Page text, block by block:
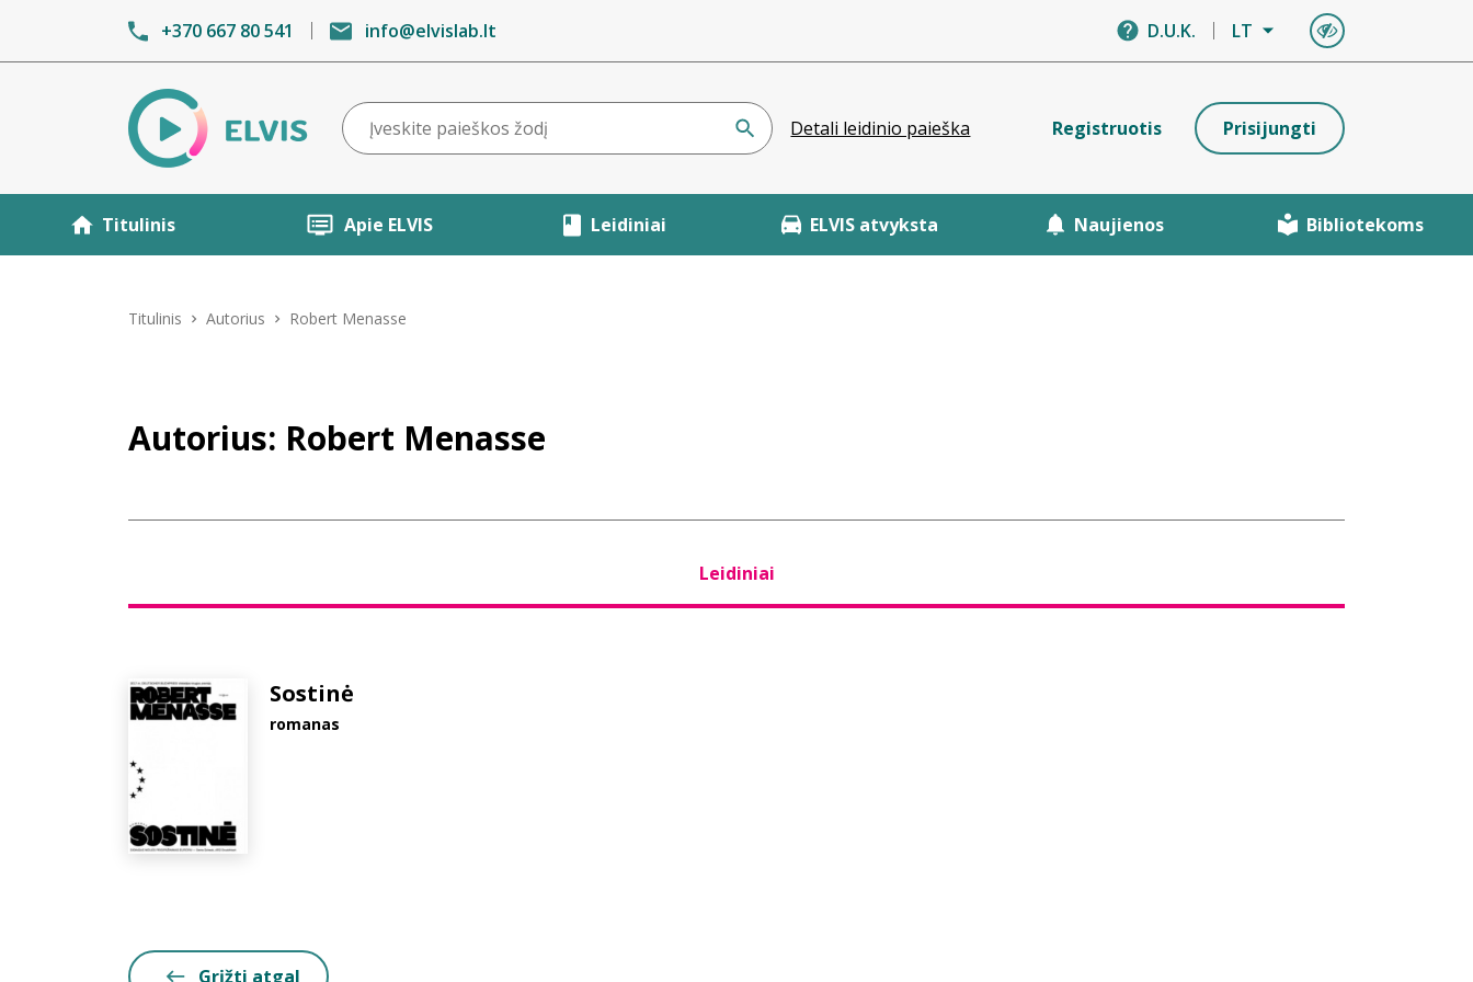
+370 667 80 541 info@elvislab.lt D.U.K. LT
Detali leidinio paieška Registruotis Prisijungti
Titulinis Apie ELVIS Leidiniai ELVIS atvyksta Naujienos Bibliotekoms
Titulinis Autorius Robert Menasse
Autorius: Robert Menasse
Leidiniai
Sostinė
romanas
Grįžti atgal